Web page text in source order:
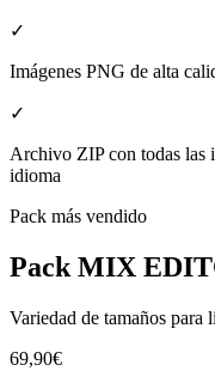
✓
Imágenes PNG de alta
✓
Archivo ZIP con todas las
idioma
Pack más vendido
Pack MIX
Variedad de tamaños para
69,90€